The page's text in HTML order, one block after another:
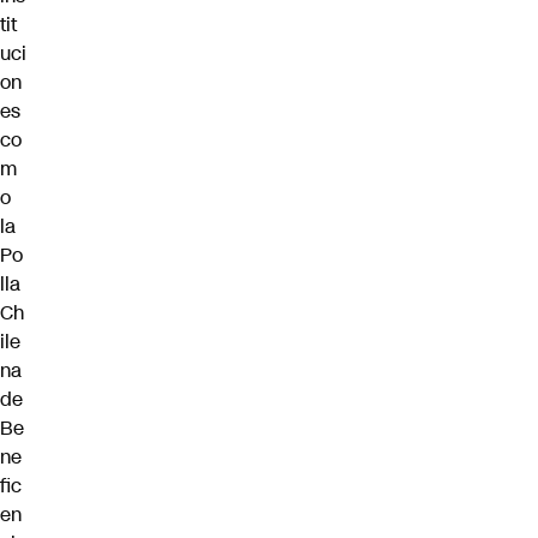
tit
uci
on
es
co
m
o
la
Po
lla
Ch
ile
na
de
Be
ne
fic
en